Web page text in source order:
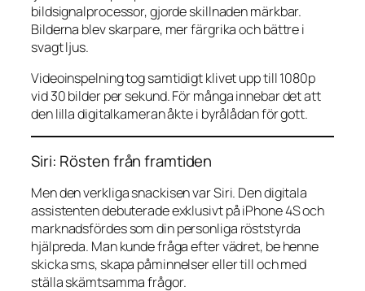
bildsignalprocessor, gjorde skillnaden märkbar.
Bilderna blev skarpare, mer färgrika och bättre i
svagt ljus.
Videoinspelning tog samtidigt klivet upp till 1080p
vid 30 bilder per sekund. För många innebar det att
den lilla digitalkameran åkte i byrålådan för gott.
Siri: Rösten från framtiden
Men den verkliga snackisen var Siri. Den digitala
assistenten debuterade exklusivt på iPhone 4S och
marknadsfördes som din personliga röststyrda
hjälpreda. Man kunde fråga efter vädret, be henne
skicka sms, skapa påminnelser eller till och med
ställa skämtsamma frågor.